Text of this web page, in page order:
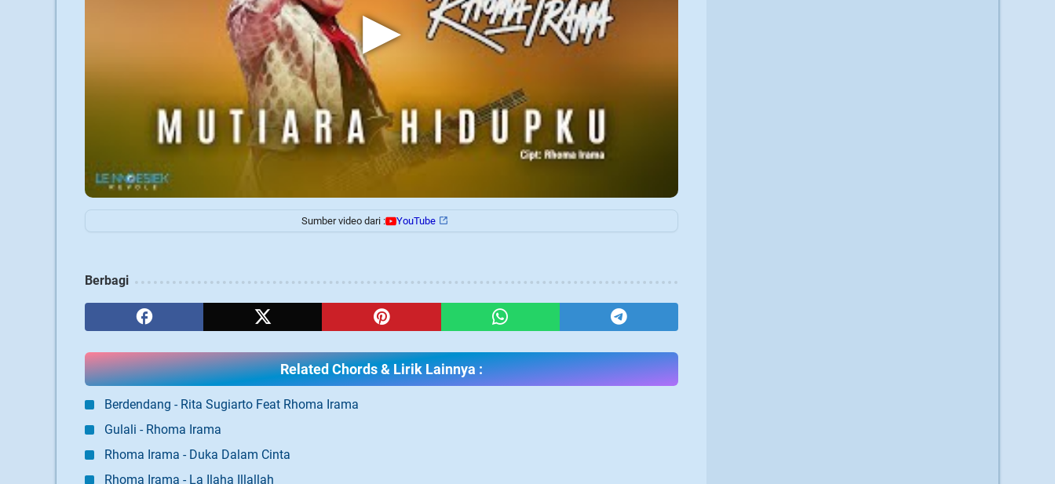
▶
Sumber video dari : YouTube
Berbagi
Related Chords & Lirik Lainnya :
Berdendang - Rita Sugiarto Feat Rhoma Irama
Gulali - Rhoma Irama
Rhoma Irama - Duka Dalam Cinta
Rhoma Irama - La Ilaha Illallah